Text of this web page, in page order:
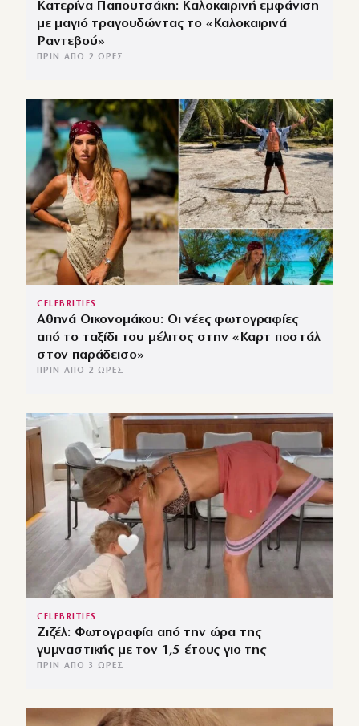
Κατερίνα Παπουτσάκη: Καλοκαιρινή εμφάνιση
με μαγιό τραγουδώντας το «Καλοκαιρινά
Ραντεβού»
ΠΡΙΝ ΑΠΌ 2 ΏΡΕΣ
CELEBRITIES
Αθηνά Οικονομάκου: Οι νέες φωτογραφίες
από το ταξίδι του μέλιτος στην «Καρτ ποστάλ
στον παράδεισο»
ΠΡΙΝ ΑΠΌ 2 ΏΡΕΣ
CELEBRITIES
Ζιζέλ: Φωτογραφία από την ώρα της
γυμναστικής με τον 1,5 έτους γιο της
ΠΡΙΝ ΑΠΌ 3 ΏΡΕΣ